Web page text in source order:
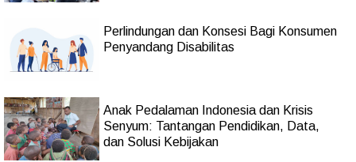
Perlindungan dan Konsesi Bagi Konsumen
Penyandang Disabilitas
Anak Pedalaman Indonesia dan Krisis
Senyum: Tantangan Pendidikan, Data,
dan Solusi Kebijakan